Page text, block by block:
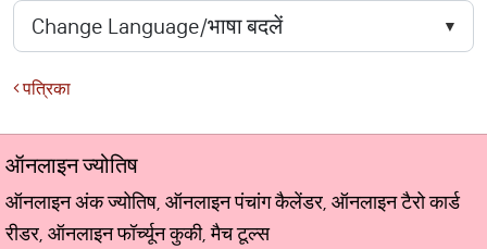
पत्रिका
ऑनलाइन ज्योतिष
ऑनलाइन अंक ज्योतिष, ऑनलाइन पंचांग कैलेंडर, ऑनलाइन टैरो कार्ड
रीडर, ऑनलाइन फॉर्च्यून कुकी, मैच टूल्स